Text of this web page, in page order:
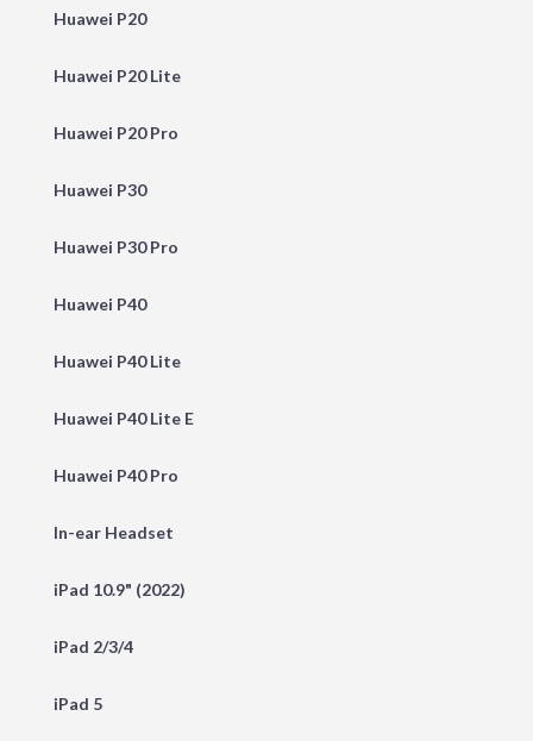
Huawei P20
Huawei P20 Lite
Huawei P20 Pro
Huawei P30
Huawei P30 Pro
Huawei P40
Huawei P40 Lite
Huawei P40 Lite E
Huawei P40 Pro
In-ear Headset
iPad 10.9" (2022)
iPad 2/3/4
iPad 5